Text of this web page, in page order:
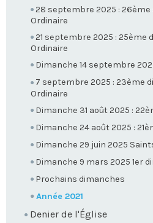
28 septembre 2025 : 26ème
Ordinaire
21 septembre 2025 : 25ème
Ordinaire
Dimanche 14 septembre
7 septembre 2025 : 23ème
Ordinaire
Dimanche 31 août 2025 :
Dimanche 24 août 2025 :
Dimanche 29 juin 2025
Dimanche 9 mars 2025 1er
Prochains dimanches
Année 2021
Denier de l'Église